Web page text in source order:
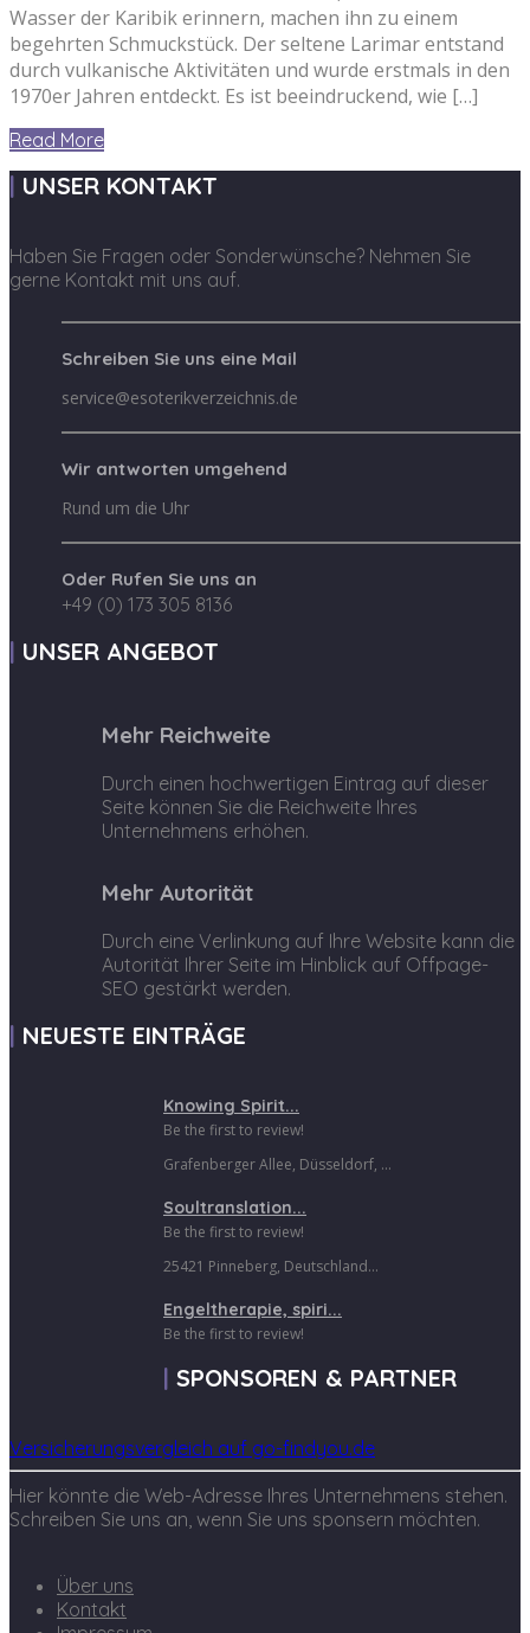
Wasser der Karibik erinnern, machen ihn zu einem
begehrten Schmuckstück. Der seltene Larimar entstand
durch vulkanische Aktivitäten und wurde erstmals in den
1970er Jahren entdeckt. Es ist beeindruckend, wie […]
Read More
UNSER KONTAKT
Haben Sie Fragen oder Sonderwünsche? Nehmen Sie
gerne Kontakt mit uns auf.
Schreiben Sie uns eine Mail
service@esoterikverzeichnis.de
Wir antworten umgehend
Rund um die Uhr
Oder Rufen Sie uns an
+49 (0) 173 305 8136
UNSER ANGEBOT
Mehr Reichweite
Durch einen hochwertigen Eintrag auf dieser
Seite können Sie die Reichweite Ihres
Unternehmens erhöhen.
Mehr Autorität
Durch eine Verlinkung auf Ihre Website kann die
Autorität Ihrer Seite im Hinblick auf Offpage-
SEO gestärkt werden.
NEUESTE EINTRÄGE
Knowing Spirit...
Be the first to review!
Grafenberger Allee, Düsseldorf, ...
Soultranslation...
Be the first to review!
25421 Pinneberg, Deutschland...
Engeltherapie, spiri...
Be the first to review!
SPONSOREN & PARTNER
Versicherungsvergleich auf go-findyou.de
Hier könnte die Web-Adresse Ihres Unternehmens stehen.
Schreiben Sie uns an, wenn Sie uns sponsern möchten.
Über uns
Kontakt